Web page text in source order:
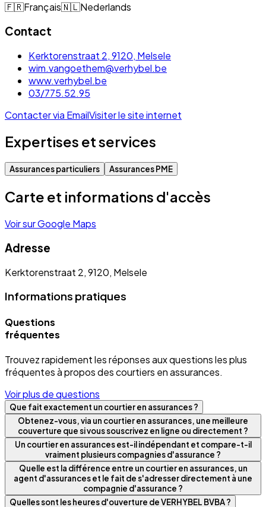
🇫🇷Français🇳🇱Nederlands
Contact
Kerktorenstraat 2, 9120, Melsele
wim.vangoethem@verhybel.be
www.verhybel.be
03/775.52.95
Contacter via EmailVisiter le site internet
Expertises et services
Assurances particuliers Assurances PME
Carte et informations d'accès
Voir sur Google Maps
Adresse
Kerktorenstraat 2, 9120, Melsele
Informations pratiques
Questions
fréquentes
Trouvez rapidement les réponses aux questions les plus
fréquentes à propos des courtiers en assurances.
Voir plus de questions
Que fait exactement un courtier en assurances ?
Obtenez-vous, via un courtier en assurances, une meilleure
couverture que si vous souscrivez en ligne ou directement ?
Un courtier en assurances est-il indépendant et compare-t-il
vraiment plusieurs compagnies d'assurance ?
Quelle est la différence entre un courtier en assurances, un
agent d'assurances et le fait de s'adresser directement à une
compagnie d'assurance ?
Quelles sont les heures d'ouverture de VERHYBEL BVBA ?